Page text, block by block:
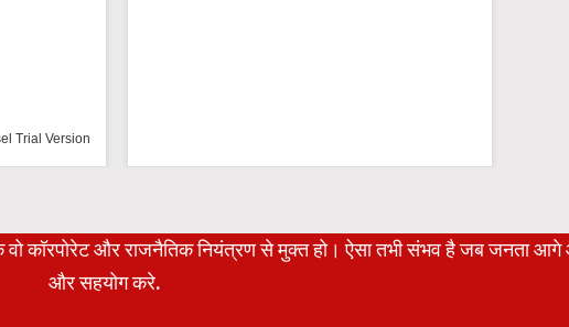
Trial Version
वो कॉरपोरेट और राजनैतिक नियंत्रण से मुक्त हो। ऐसा तभी संभव है जब जनता
और सहयोग करे.